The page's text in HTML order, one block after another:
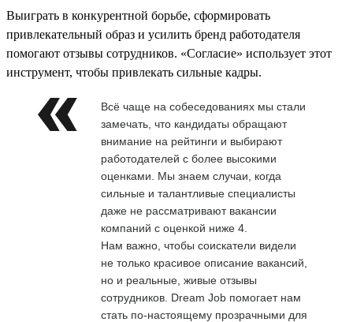
Выиграть в конкурентной борьбе, сформировать
привлекательный образ и усилить бренд работодателя
помогают отзывы сотрудников. «Согласие» использует этот
инструмент, чтобы привлекать сильные кадры.
Всё чаще на собеседованиях мы стали
замечать, что кандидаты обращают
внимание на рейтинги и выбирают
работодателей с более высокими
оценками. Мы знаем случаи, когда
сильные и талантливые специалисты
даже не рассматривают вакансии
компаний с оценкой ниже 4.
Нам важно, чтобы соискатели видели
не только красивое описание вакансий,
но и реальные, живые отзывы
сотрудников. Dream Job помогает нам
стать по-настоящему прозрачными для